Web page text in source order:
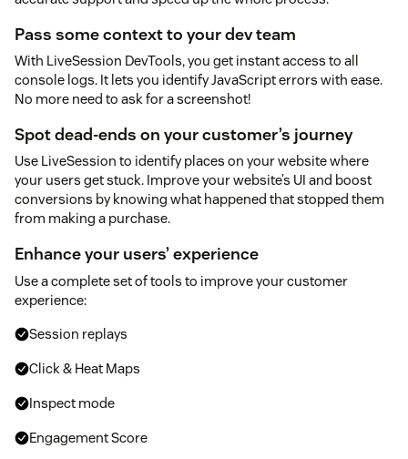
Pass some context to your dev team
With LiveSession DevTools, you get instant access to all
console logs. It lets you identify JavaScript errors with ease.
No more need to ask for a screenshot!
Spot dead-ends on your customer’s journey
Use LiveSession to identify places on your website where
your users get stuck. Improve your website’s UI and boost
conversions by knowing what happened that stopped them
from making a purchase.
Enhance your users’ experience
Use a complete set of tools to improve your customer
experience:
Session replays
Click & Heat Maps
Inspect mode
Engagement Score